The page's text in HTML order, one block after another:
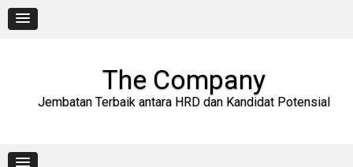
content
The Company
Jembatan Terbaik antara HRD dan Kandidat Potensial